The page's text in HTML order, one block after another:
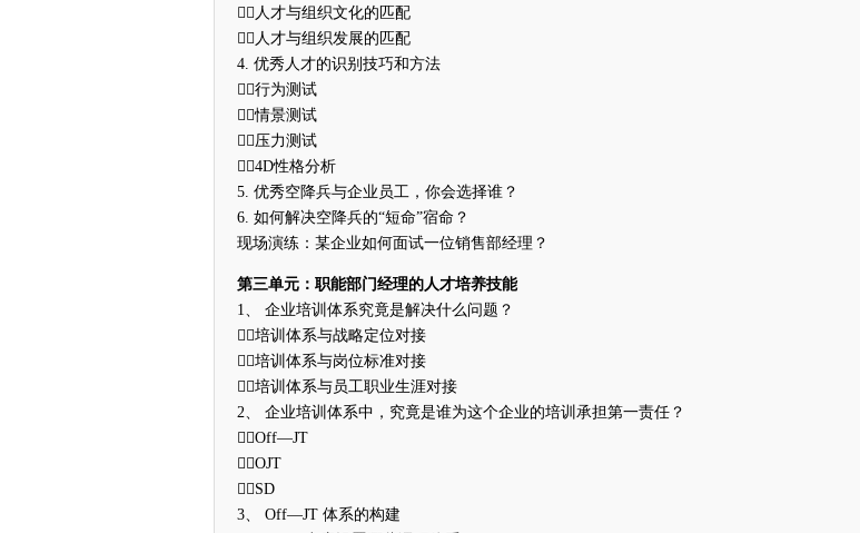
人才与组织文化的匹配
人才与组织发展的匹配
4. 优秀人才的识别技巧和方法
行为测试
情景测试
压力测试
4D性格分析
5. 优秀空降兵与企业员工，你会选择谁？
6. 如何解决空降兵的“短命”宿命？
现场演练：某企业如何面试一位销售部经理？
第三单元：职能部门经理的人才培养技能
1、 企业培训体系究竟是解决什么问题？
培训体系与战略定位对接
培训体系与岗位标准对接
培训体系与员工职业生涯对接
2、 企业培训体系中，究竟是谁为这个企业的培训承担第一责任？
Off—JT
OJT
SD
3、 Off—JT 体系的构建